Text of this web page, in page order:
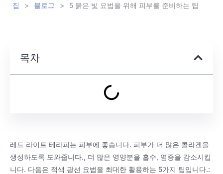
집 > 블로그 > 5 붉은 빛 요법을 위해 피부를 준비하는 팁
목차
레드 라이트 테라피는 피부에 좋습니다. 피부가 더 많은 콜라겐을
생성하도록 도와줍니다., 더 많은 영양분을 흡수, 염증을 감소시킵
니다. 다음은 적색 광선 요법을 최대한 활용하는 5가지 팁입니다.: